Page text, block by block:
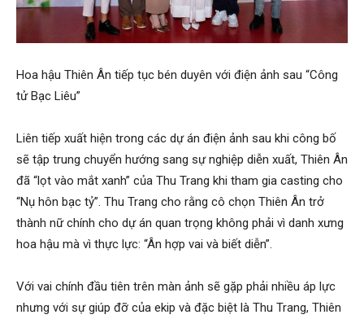
Hoa hậu Thiên Ân tiếp tục bén duyên với điện ảnh sau “Công
tử Bạc Liêu”
Liên tiếp xuất hiện trong các dự án điện ảnh sau khi công bố
sẽ tập trung chuyển hướng sang sự nghiệp diễn xuất, Thiên Ân
đã “lọt vào mắt xanh” của Thu Trang khi tham gia casting cho
“Nụ hôn bạc tỷ”. Thu Trang cho rằng cô chọn Thiên Ân trở
thành nữ chính cho dự án quan trọng không phải vì danh xưng
hoa hậu mà vì thực lực: “Ân hợp vai và biết diễn”.
Với vai chính đầu tiên trên màn ảnh sẽ gặp phải nhiều áp lực
nhưng với sự giúp đỡ của ekip và đặc biệt là Thu Trang, Thiên